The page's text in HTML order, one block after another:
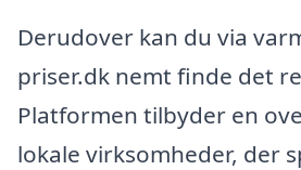
Derudover kan du via
priser.dk nemt finde det
Platformen tilbyder en
lokale virksomheder, der